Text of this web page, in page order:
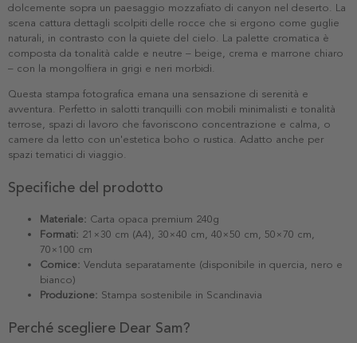
dolcemente sopra un paesaggio mozzafiato di canyon nel deserto. La
scena cattura dettagli scolpiti delle rocce che si ergono come guglie
naturali, in contrasto con la quiete del cielo. La palette cromatica è
composta da tonalità calde e neutre – beige, crema e marrone chiaro
– con la mongolfiera in grigi e neri morbidi.
Questa stampa fotografica emana una sensazione di serenità e
avventura. Perfetto in salotti tranquilli con mobili minimalisti e tonalità
terrose, spazi di lavoro che favoriscono concentrazione e calma, o
camere da letto con un'estetica boho o rustica. Adatto anche per
spazi tematici di viaggio.
Specifiche del prodotto
Materiale: Carta opaca premium 240g
Formati: 21×30 cm (A4), 30×40 cm, 40×50 cm, 50×70 cm,
70×100 cm
Cornice: Venduta separatamente (disponibile in quercia, nero e
bianco)
Produzione: Stampa sostenibile in Scandinavia
Perché scegliere Dear Sam?